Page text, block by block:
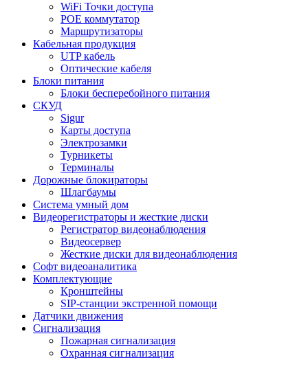
WiFi Точки доступа
POE коммутатор
Маршрутизаторы
Кабельная продукция
UTP кабель
Оптические кабеля
Блоки питания
Блоки бесперебойного питания
СКУД
Sigur
Карты доступа
Электрозамки
Турникеты
Терминалы
Дорожные блокираторы
Шлагбаумы
Cистема умный дом
Видеорегистраторы и жесткие диски
Регистратор видеонаблюдения
Видеосервер
Жесткие диски для видеонаблюдения
Софт видеоаналитика
Комплектующие
Кронштейны
SIP-станции экстренной помощи
Датчики движения
Сигнализация
Пожарная сигнализация
Охранная сигнализация